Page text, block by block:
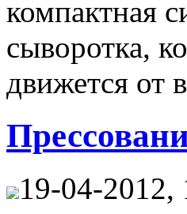
компактная
сыворотка,
движется от
19-04-2012,